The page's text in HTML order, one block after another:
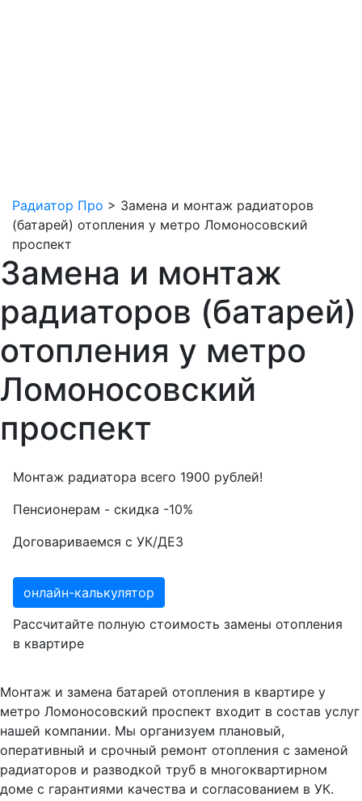
Радиатор Про > Замена и монтаж радиаторов
(батарей) отопления у метро Ломоносовский
проспект
Замена и монтаж
радиаторов (батарей)
отопления у метро
Ломоносовский
проспект
Монтаж радиатора всего 1900 рублей!
Пенсионерам - скидка -10%
Договариваемся с УК/ДЕЗ
онлайн-калькулятор
Рассчитайте полную стоимость замены отопления
в квартире
Монтаж и замена батарей отопления в квартире у
метро Ломоносовский проспект входит в состав услуг
нашей компании. Мы организуем плановый,
оперативный и срочный ремонт отопления с заменой
радиаторов и разводкой труб в многоквартирном
доме с гарантиями качества и согласованием в УК.